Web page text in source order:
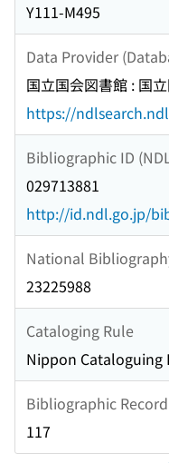
Y111-M495
Data Provider
国立国会図書館 : 国
https://
Bibliographic ID
029713881
http://id.ndl.go.jp/
National
23225988
Cataloging Rule
Nippon Cataloguing
Bibliographic
117